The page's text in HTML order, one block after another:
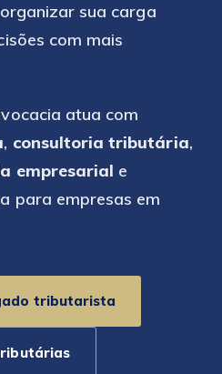
sua carga
com mais
atua com
, consultoria tributária,
empresarial e
para empresas em
tributarista